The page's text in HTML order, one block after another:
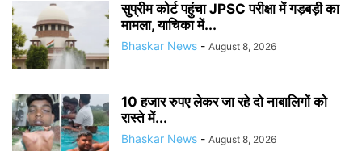
सुप्रीम कोर्ट पहुंचा JPSC परीक्षा में गड़बड़ी का
मामला, याचिका में...
Bhaskar News - August 8, 2026
10 हजार रुपए लेकर जा रहे दो नाबालिगों को
रास्ते में...
Bhaskar News - August 8, 2026